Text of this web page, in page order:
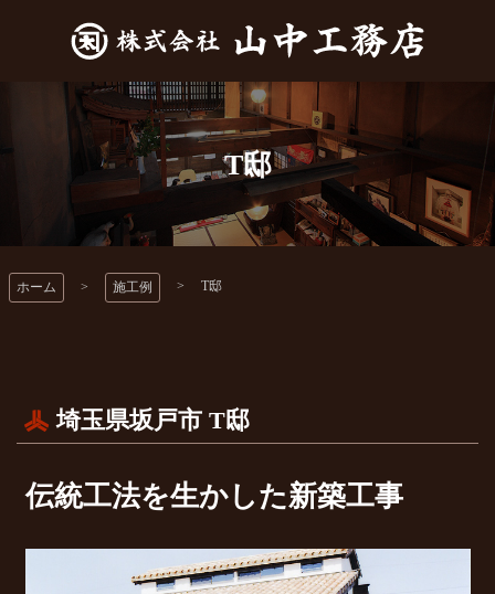
キ
ッ
プ
山中工務店
T邸
ホーム 施工例 T邸
埼玉県坂戸市 T邸
伝統工法を生かした新築工事